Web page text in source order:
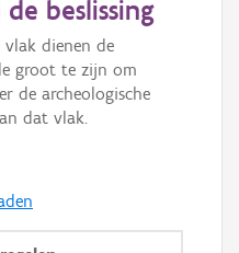
beslissing
vlak dienen de
groot te zijn om
de archeologische
dat vlak.